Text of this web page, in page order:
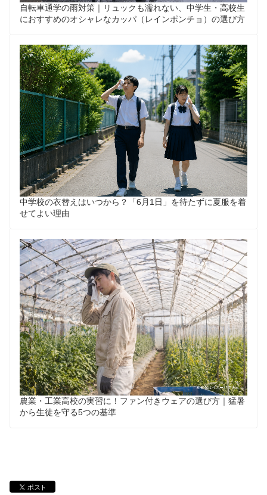
自転車通学の雨対策｜リュックも濡れない、中学生・高校生
におすすめのオシャレなカッパ（レインポンチョ）の選び方
中学校の衣替えはいつから？「6月1日」を待たずに夏服を着
せてよい理由
農業・工業高校の実習に！ファン付きウェアの選び方｜猛暑
から生徒を守る5つの基準